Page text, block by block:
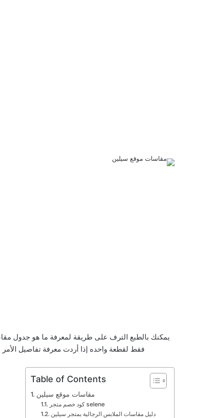
يمكنك بالطبع الترف على طريقة لمعرفة ما هو جدول
فقط لقطعة واحده إذا أردت معرفة تفاصيل
Table of Contents
مقاسات موقع سيلين
كود خصم متجر selene
دليل مقاسات الملابس الرجالية بمتجر سيلين